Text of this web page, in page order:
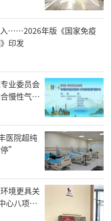
入……2026年版《国家免疫
印发
业委员会
慢性气道
医院超纯
”
境更具关
心八项举